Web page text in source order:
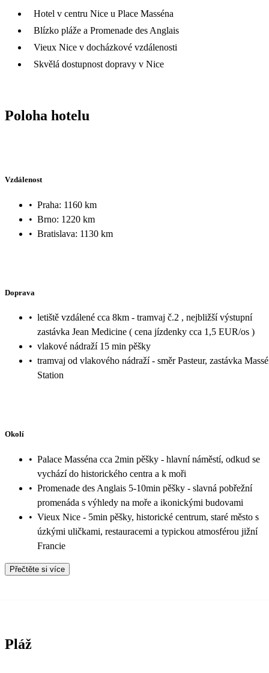
Hotel v centru Nice u Place Masséna
Blízko pláže a Promenade des Anglais
Vieux Nice v docházkové vzdálenosti
Skvělá dostupnost dopravy v Nice
Poloha hotelu
Vzdálenost
• Praha: 1160 km
• Brno: 1220 km
• Bratislava: 1130 km
Doprava
• letiště vzdálené cca 8km - tramvaj č.2 , nejbližší výstupní
zastávka Jean Medicine ( cena jízdenky cca 1,5 EUR/os )
• vlakové nádraží 15 min pěšky
• tramvaj od vlakového nádraží - směr Pasteur, zastávka
Station
Okolí
• Palace Masséna cca 2min pěšky - hlavní náměstí, odkud se
vychází do historického centra a k moři
• Promenade des Anglais 5-10min pěšky - slavná pobřežní
promenáda s výhledy na moře a ikonickými budovami
• Vieux Nice - 5min pěšky, historické centrum, staré město s
úzkými uličkami, restauracemi a typickou atmosférou jižní
Francie
Přečtěte si více
Pláž